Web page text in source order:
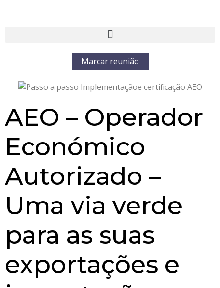
Marcar reunião
AEO – Operador
Económico
Autorizado –
Uma via verde
para as suas
exportações e